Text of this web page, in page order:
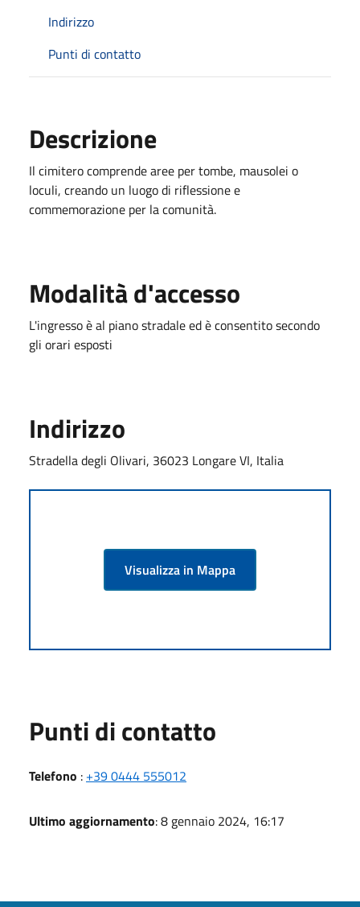
Indirizzo
Punti di contatto
Descrizione
Il cimitero comprende aree per tombe, mausolei o
loculi, creando un luogo di riflessione e
commemorazione per la comunità.
Modalità d'accesso
L'ingresso è al piano stradale ed è consentito secondo
gli orari esposti
Indirizzo
Stradella degli Olivari, 36023 Longare VI, Italia
Visualizza in Mappa
Punti di contatto
Telefono : +39 0444 555012
Ultimo aggiornamento: 8 gennaio 2024, 16:17